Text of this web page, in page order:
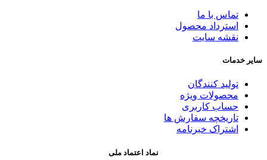
تماس با ما
استرداد محصول
نقشه سایت
سایر خدمات
تولید کنندگان
محصولات ویژه
حساب کاربری
تاریخچه سفارش ها
اشتراک خبرنامه
نماد اعتماد ملی